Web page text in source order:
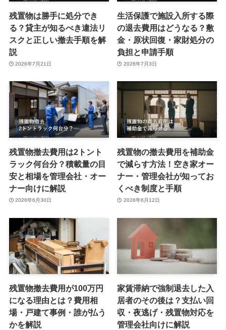
残置物は勝手に処分でき
る？貸主が知るべき違法リ
スクと正しい撤去手順を解
説
2026年7月21日
生活保護で施設入所する際
の退去費用はどうなる？敷
金・原状回復・家財処分の
負担と申請手順
2026年7月3日
残置物撤去費用は2トント
ラック何台分？積載量の目
安と相場を管理会社・オー
ナー向けに解説
2026年6月30日
残置物の撤去費用を補助金
で減らす方法！空き家オー
ナー・管理会社が知ってお
くべき制度と手順
2026年6月12日
残置物撤去費用が100万円
になる理由とは？費用相
場・戸建て事例・誰が払う
かを解説
家賃滞納で強制退去した入
居者のその後は？支払い回
収・夜逃げ・残置物対応を
管理会社向けに解説